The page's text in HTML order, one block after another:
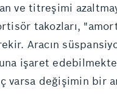
ve titreşimi
takozları,
Aracın
işaret
değişimin bir an